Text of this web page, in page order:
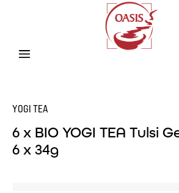
YOGI TEA
6 x BIO YOGI TEA Tulsi
6 x 34g